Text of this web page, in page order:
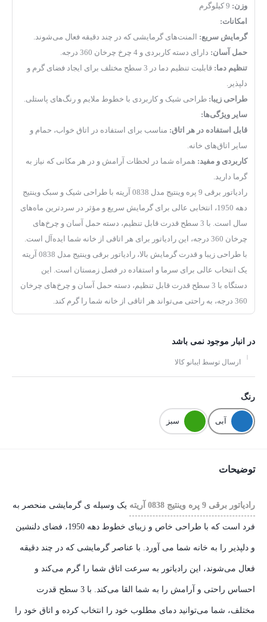
وزن:
امکانات:
گرمایش سریع: المنت‌های گرمایشی که در چند دقیقه فعال می‌شوند.
حمل آسان: دارای دسته کاربردی و 4 چرخ چرخان 360 درجه.
تنظیم دما:
قابلیت تنظیم دما در 3 سطح مختلف برای ایجاد فضای گرم و
دلپذیر.
طراحی زیبا: طراحی شیک و کاربردی با خطوط ملایم و رنگ‌های پاستلی.
سایر ویژگی‌ها:
قابل استفاده در هر اتاق: مناسب برای استفاده در اتاق خواب، حمام و
سایر اتاق‌های خانه.
کاربردی و مفید: همراه شما در لحظات آرامش و در هر مکانی که نیاز به
گرما دارید.
رادیاتور برقی 9 پره وینتیج مدل 0838 آریته با طراحی شیک و سبک وینتیج
دهه 1950، انتخابی عالی برای گرمایش سریع و مؤثر در سردترین ماه‌های
سال است. با 3 سطح قدرت قابل تنظیم، دسته حمل آسان و چرخ‌های
چرخان 360 درجه، این رادیاتور برای هر اتاقی از خانه شما ایده‌آل است.
با طراحی زیبا و قدرت گرمایش بالا، رادیاتور برقی وینتیج مدل 0838 آریته
یک انتخاب عالی برای سرما و استفاده در فصل زمستان است. این
دستگاه با 3 سطح قدرت قابل تنظیم، دسته حمل آسان و چرخ‌های چرخان
360 درجه، به راحتی می‌تواند هر اتاقی از خانه شما را گرم کند.
در انبار موجود نمی باشد
ارسال توسط ایبانو کالا
رنگ
آبی سبز
توضیحات
رادیاتور برقی 9 پره وینتیج 0838 آریته یک وسیله ی گرمایشی منحصر به
فرد است که با طراحی خاص و زیبای خطوط دهه 1950، فضای دلنشین
و دلپذیر را به خانه شما می آورد. با عناصر گرمایشی که در چند دقیقه
فعال می‌شوند، این رادیاتور به سرعت اتاق شما را گرم می‌کند و
احساس راحتی و آرامش را به شما القا می‌کند. با 3 سطح قدرت
مختلف، شما می‌توانید دمای مطلوب خود را انتخاب کرده و اتاق خود را